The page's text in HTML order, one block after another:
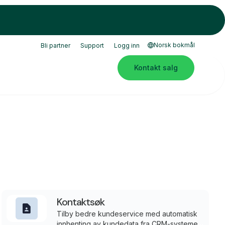
Bli partner Support Logg inn Norsk bokmål
Kontakt salg
Kontaktsøk
Tilby bedre kundeservice med automatisk